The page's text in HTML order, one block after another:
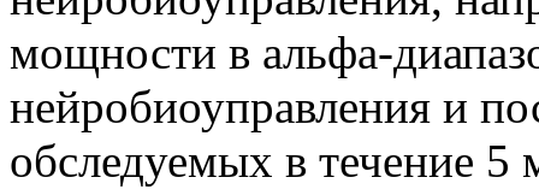
мощности в альфа-
нейробиоуправления и
обследуемых в течение